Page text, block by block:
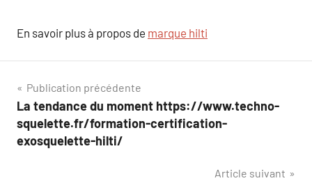
En savoir plus à propos de marque hilti
Navigation
de
l’article
Publication précédente
La tendance du moment https://www.techno-
squelette.fr/formation-certification-
exosquelette-hilti/
Article suivant